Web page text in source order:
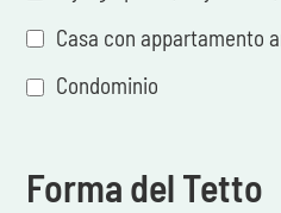
Casa con appartamento
Condominio
Forma del Tetto